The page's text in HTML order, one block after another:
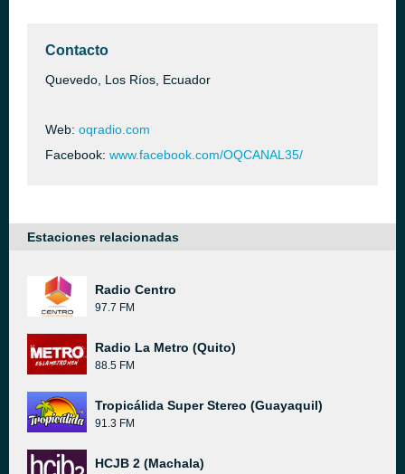
Contacto
Quevedo, Los Ríos, Ecuador
Web: oqradio.com
Facebook: www.facebook.com/OQCANAL35/
Estaciones relacionadas
Radio Centro
97.7 FM
Radio La Metro (Quito)
88.5 FM
Tropicálida Super Stereo (Guayaquil)
91.3 FM
HCJB 2 (Machala)